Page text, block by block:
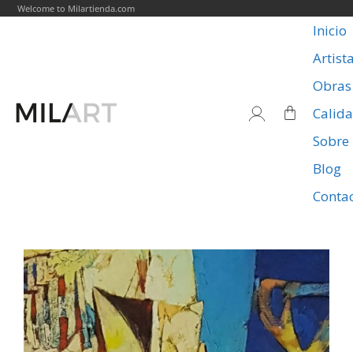
Welcome to Milartienda.com
Inicio
Obras
Blog